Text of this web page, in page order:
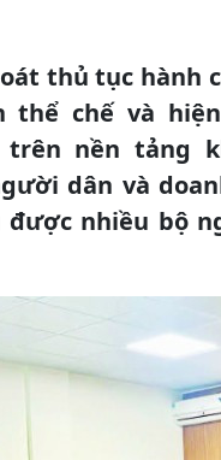
thủ tục hành
thể chế và
nền tảng
dân và
được nhiều bộ